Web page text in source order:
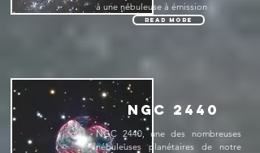
à une nébuleuse à émission
Read More
NGC 2440
NGC 2440, une des nombreuses
nébuleuses planétaires de notre